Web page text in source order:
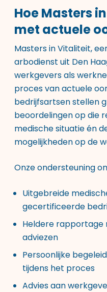
Hoe Masters
met actuele
Masters in Vitaliteit,
arbodienst uit Den
werkgevers als
proces van actuele
bedrijfsartsen stellen
beoordelingen op die
medische situatie én
mogelijkheden op de
Onze ondersteuning
Uitgebreide
gecertificeerde
Heldere
adviezen
Persoonlijke
tijdens het proces
Advies aan